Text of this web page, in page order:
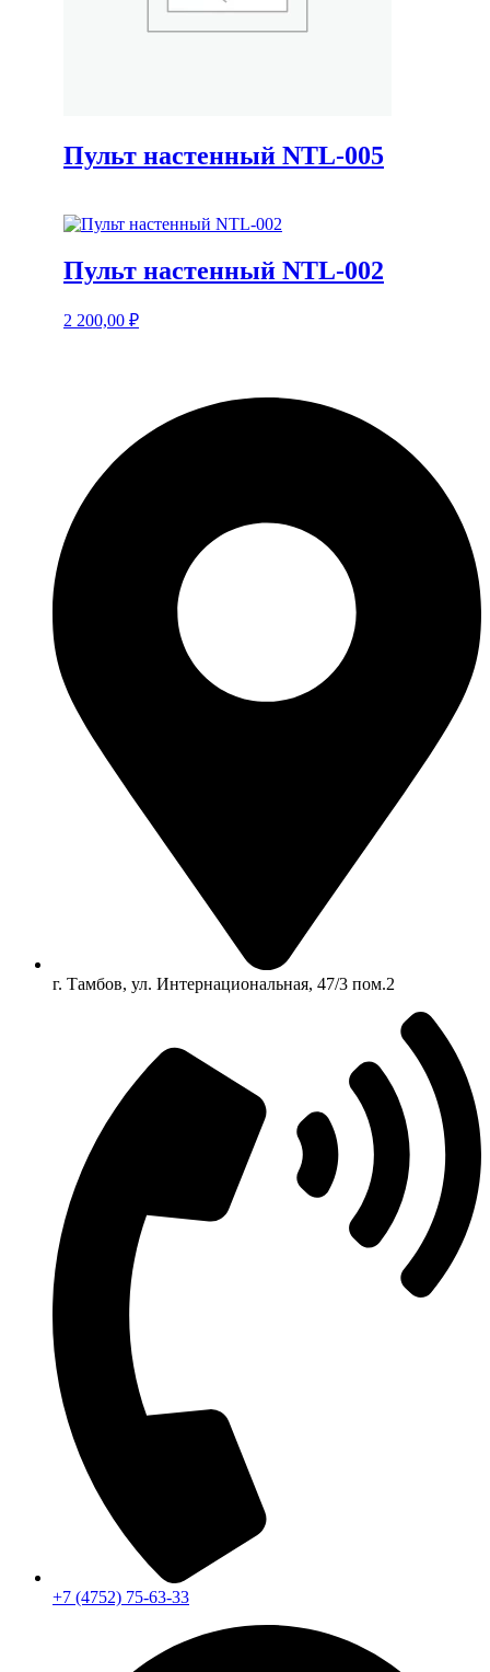
Пульт настенный NTL-005
Пульт настенный NTL-002
2 200,00 ₽
г. Тамбов, ул. Интернациональная, 47/3 пом.2
+7 (4752) 75-63-33